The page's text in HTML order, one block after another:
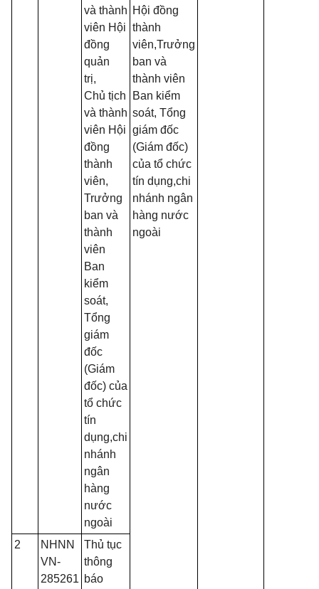
và thành
viên Hội
đồng
quản
trị,
Chủ tịch
và thành
viên Hội
đồng
thành
viên,
Trưởng
ban và
thành
viên
Ban
kiểm
soát,
Tổng
giám
đốc
(Giám
đốc) của
tổ chức
tín
dụng,chi
nhánh
ngân
hàng
nước
ngoài
Hội đồng
thành
viên,Trưởng
ban và
thành viên
Ban kiểm
soát, Tổng
giám đốc
(Giám đốc)
của tổ chức
tín dụng,chi
nhánh ngân
hàng nước
ngoài
2
NHNN
VN-
285261
Thủ tục
thông
báo